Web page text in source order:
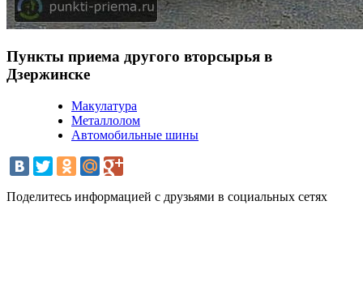
Пункты приема другого вторсырья в
Дзержинске
Макулатура
Металлолом
Автомобильные шины
Поделитесь информацией с друзьями в социальных сетях